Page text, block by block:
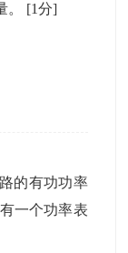
。 [1分]
的有功功率
一个功率表